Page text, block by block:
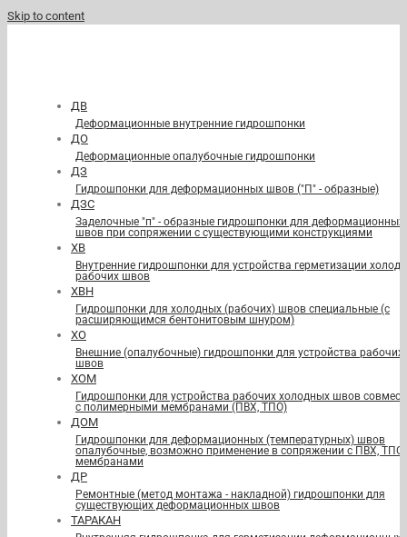
Skip to content
ДВ
Деформационные внутренние гидрошпонки
ДО
Деформационные опалубочные гидрошпонки
ДЗ
Гидрошпонки для деформационных швов ("П" - образные)
ДЗС
Заделочные "п" - образные гидрошпонки для деформационных
швов при сопряжении с существующими конструкциями
ХВ
Внутренние гидрошпонки для устройства герметизации
рабочих швов
ХВН
Гидрошпонки для холодных (рабочих) швов специальные (с
расширяющимся бентонитовым шнуром)
ХО
Внешние (опалубочные) гидрошпонки для устройства рабочих
швов
ХОМ
Гидрошпонки для устройства рабочих холодных швов
с полимерными мембранами (ПВХ, ТПО)
ДОМ
Гидрошпонки для деформационных (температурных) швов
опалубочные, возможно применение в сопряжении с ПВХ, ТПО
мембранами
ДР
Ремонтные (метод монтажа - накладной) гидрошпонки для
существующих деформационных швов
ТАРАКАН